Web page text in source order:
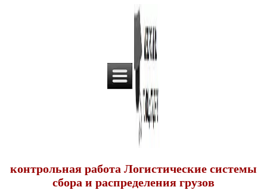
контрольная работа Логистические системы
сбора и распределения грузов